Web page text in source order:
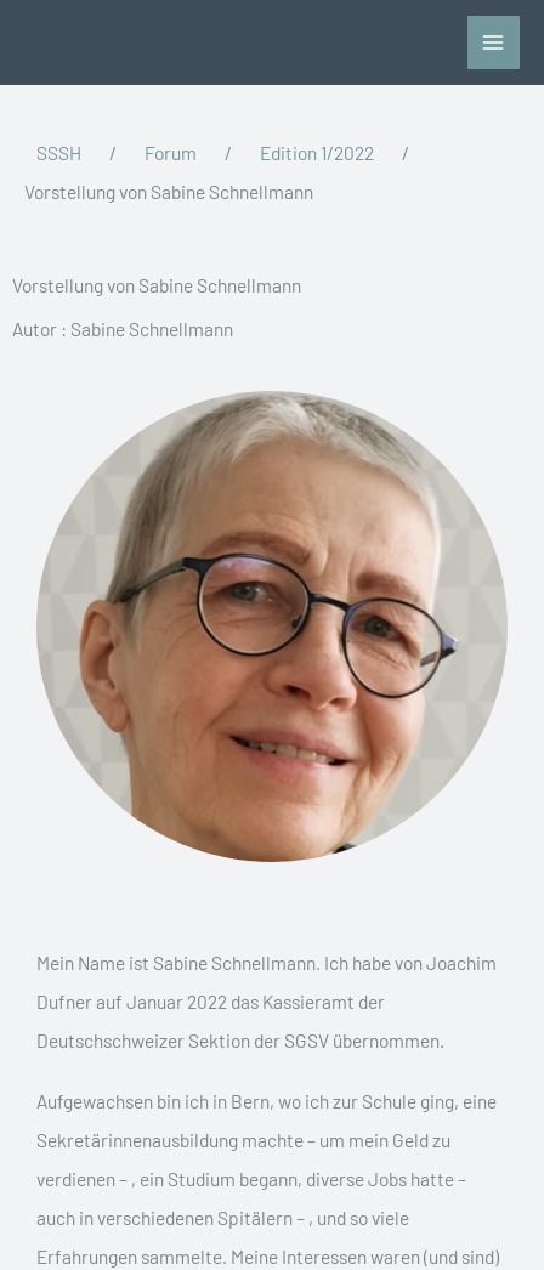
SSSH / Forum / Edition 1/2022
/
Vorstellung von Sabine Schnellmann
Vorstellung von Sabine Schnellmann
Autor : Sabine Schnellmann
Mein Name ist Sabine Schnellmann. Ich habe von Joachim
Dufner auf Januar 2022 das Kassieramt der
Deutschschweizer Sektion der SGSV übernommen.
Aufgewachsen bin ich in Bern, wo ich zur Schule ging, eine
Sekretärinnenausbildung machte – um mein Geld zu
verdienen – , ein Studium begann, diverse Jobs hatte –
auch in verschiedenen Spitälern – , und so viele
Erfahrungen sammelte. Meine Interessen waren (und sind)